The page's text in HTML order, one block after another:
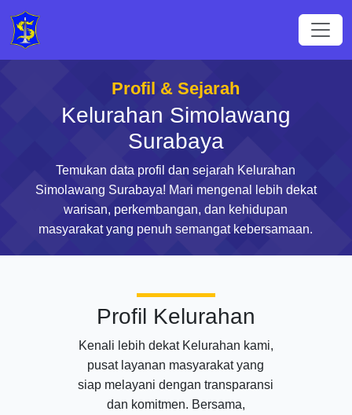
Profil & Sejarah
Kelurahan Simolawang
Surabaya
Temukan data profil dan sejarah Kelurahan
Simolawang Surabaya! Mari mengenal lebih dekat
warisan, perkembangan, dan kehidupan
masyarakat yang penuh semangat kebersamaan.
Profil Kelurahan
Kenali lebih dekat Kelurahan kami,
pusat layanan masyarakat yang
siap melayani dengan transparansi
dan komitmen. Bersama,